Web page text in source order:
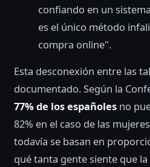
confiando en un
es el único método
compra online".
Esta desconexión entre las
documentado. Según la
77% de los españoles no
82% en el caso de las
todavía se basan en
qué tanta gente siente que